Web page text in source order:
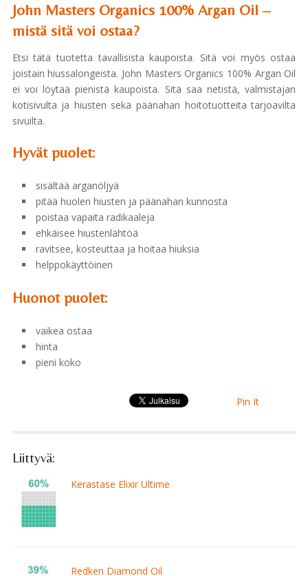
John Masters Organics 100% Argan Oil –
mistä sitä voi ostaa?
Etsi tätä tuotetta tavallisista kaupoista. Sitä voi myös ostaa
joistain hiussalongeista. John Masters Organics 100% Argan Oil
ei voi löytää pienistä kaupoista. Sitä saa netistä, valmistajan
kotisivulta ja hiusten sekä päänahan hoitotuotteita tarjoavilta
sivuilta.
Hyvät puolet:
sisältää arganöljyä
pitää huolen hiusten ja päänahan kunnosta
poistaa vapaita radikaaleja
ehkäisee hiustenlähtöä
ravitsee, kosteuttaa ja hoitaa hiuksia
helppokäyttöinen
Huonot puolet:
vaikea ostaa
hinta
pieni koko
Pin It
Liittyvä:
Kerastase Elixir Ultime
Redken Diamond Oil